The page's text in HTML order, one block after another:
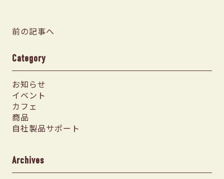
前の記事へ
Category
お知らせ
イベント
カフェ
商品
自社製品サポート
Archives